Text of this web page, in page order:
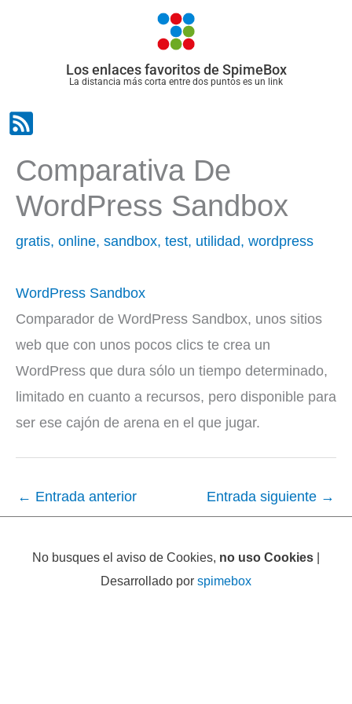
Los enlaces favoritos de SpimeBox
La distancia más corta entre dos puntos es un link
Comparativa De
WordPress Sandbox
gratis, online, sandbox, test, utilidad, wordpress
WordPress Sandbox
Comparador de WordPress Sandbox, unos sitios
web que con unos pocos clics te crea un
WordPress que dura sólo un tiempo determinado,
limitado en cuanto a recursos, pero disponible para
ser ese cajón de arena en el que jugar.
← Entrada anterior Entrada siguiente →
No busques el aviso de Cookies, no uso Cookies |
Desarrollado por spimebox